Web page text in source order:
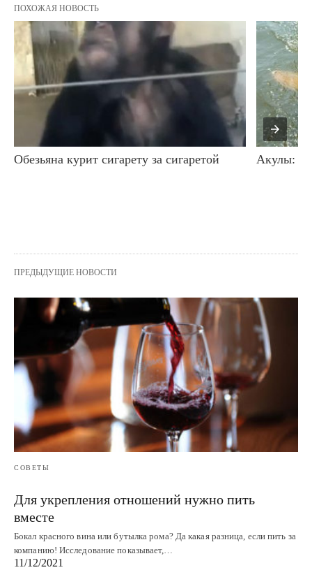
ПОХОЖАЯ НОВОСТЬ
Обезьяна курит сигарету за сигаретой Акулы:
ПРЕДЫДУЩИЕ НОВОСТИ
СОВЕТЫ
Для укрепления отношений нужно пить
вместе
Бокал красного вина или бутылка рома? Да какая разница, если пить за
компанию! Исследование показывает,…
11/12/2021